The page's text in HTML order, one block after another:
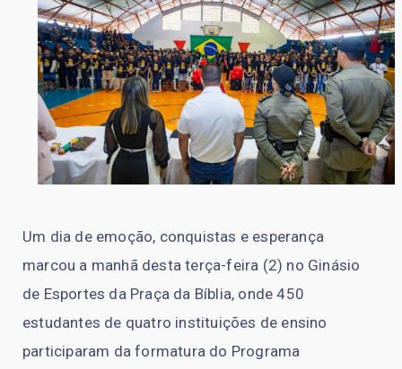
Um dia de emoção, conquistas e esperança
marcou a manhã desta terça-feira (2) no Ginásio
de Esportes da Praça da Bíblia, onde 450
estudantes de quatro instituições de ensino
participaram da formatura do Programa